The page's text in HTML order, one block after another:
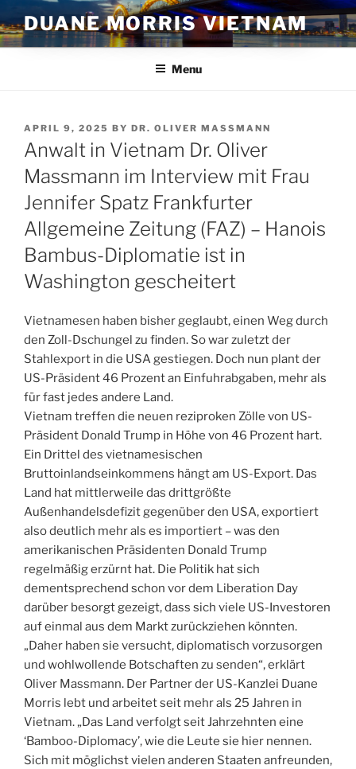
to
content
DUANE MORRIS VIETNAM
Menu
POSTED
ON
APRIL 9, 2025 BY DR. OLIVER MASSMANN
Anwalt in Vietnam Dr. Oliver
Massmann im Interview mit Frau
Jennifer Spatz Frankfurter
Allgemeine Zeitung (FAZ) – Hanois
Bambus-Diplomatie ist in
Washington gescheitert
Vietnamesen haben bisher geglaubt, einen Weg durch
den Zoll-Dschungel zu finden. So war zuletzt der
Stahlexport in die USA gestiegen. Doch nun plant der
US-Präsident 46 Prozent an Einfuhrabgaben, mehr als
für fast jedes andere Land.
Vietnam treffen die neuen reziproken Zölle von US-
Präsident Donald Trump in Höhe von 46 Prozent hart.
Ein Drittel des vietnamesischen
Bruttoinlandseinkommens hängt am US-Export. Das
Land hat mittlerweile das drittgrößte
Außenhandelsdefizit gegenüber den USA, exportiert
also deutlich mehr als es importiert – was den
amerikanischen Präsidenten Donald Trump
regelmäßig erzürnt hat. Die Politik hat sich
dementsprechend schon vor dem Liberation Day
darüber besorgt gezeigt, dass sich viele US-Investoren
auf einmal aus dem Markt zurückziehen könnten.
„Daher haben sie versucht, diplomatisch vorzusorgen
und wohlwollende Botschaften zu senden“, erklärt
Oliver Massmann. Der Partner der US-Kanzlei Duane
Morris lebt und arbeitet seit mehr als 25 Jahren in
Vietnam. „Das Land verfolgt seit Jahrzehnten eine
‘Bamboo-Diplomacy’, wie die Leute sie hier nennen.
Sich mit möglichst vielen anderen Staaten anfreunden,